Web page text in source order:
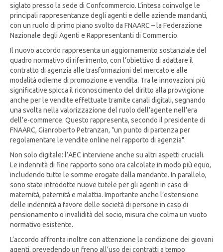
siglato presso la sede di Confcommercio. L’intesa coinvolge le
principali rappresentanze degli agenti e delle aziende mandanti,
con un ruolo di primo piano svolto da FNAARC – la Federazione
Nazionale degli Agenti e Rappresentanti di Commercio.
Il nuovo accordo rappresenta un aggiornamento sostanziale del
quadro normativo di riferimento, con l’obiettivo di adattare il
contratto di agenzia alle trasformazioni del mercato e alle
modalità odierne di promozione e vendita. Tra le innovazioni più
significative spicca il riconoscimento del diritto alla provvigione
anche per le vendite effettuate tramite canali digitali, segnando
una svolta nella valorizzazione del ruolo dell’agente nell’era
dell’e-commerce. Questo rappresenta, secondo il presidente di
FNAARC, Gianroberto Petranzan, "un punto di partenza per
regolamentare le vendite online nel rapporto di agenzia".
Non solo digitale: l’AEC interviene anche su altri aspetti cruciali.
Le indennità di fine rapporto sono ora calcolate in modo più equo,
includendo tutte le somme erogate dalla mandante. In parallelo,
sono state introdotte nuove tutele per gli agenti in caso di
maternità, paternità e malattia. Importante anche l’estensione
delle indennità a favore delle società di persone in caso di
pensionamento o invalidità del socio, misura che colma un vuoto
normativo esistente.
L’accordo affronta inoltre con attenzione la condizione dei giovani
agenti, prevedendo un freno all’uso dei contratti a tempo